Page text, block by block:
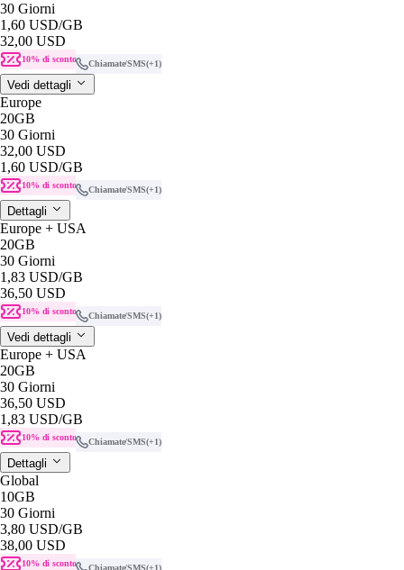
30 Giorni
1,60 USD/GB
32,00 USD
10% di sconto Chiamate/SMS(+1)
Vedi dettagli
Europe
20GB
30 Giorni
32,00 USD
1,60 USD/GB
10% di sconto Chiamate/SMS(+1)
Dettagli
Europe + USA
20GB
30 Giorni
1,83 USD/GB
36,50 USD
10% di sconto Chiamate/SMS(+1)
Vedi dettagli
Europe + USA
20GB
30 Giorni
36,50 USD
1,83 USD/GB
10% di sconto Chiamate/SMS(+1)
Dettagli
Global
10GB
30 Giorni
3,80 USD/GB
38,00 USD
10% di sconto Chiamate/SMS(+1)